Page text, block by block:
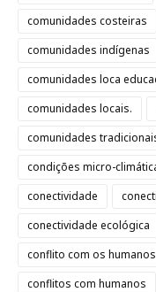
comunidades costeiras
comunidades indígenas
comunidades loca
comunidades locais.
comunidades
condições micro-
conectividade
conectividade ecológica
conflito com os humanos
conflitos com humanos